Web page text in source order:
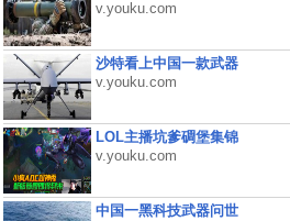
v.youku.com
沙特看上中国一款武器
v.youku.com
LOL主播坑爹碉堡集锦
v.youku.com
中国一黑科技武器问世